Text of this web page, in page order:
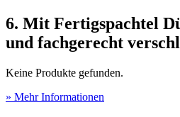
6. Mit Fertigspachtel
und fachgerecht
Keine Produkte gefunden.
» Mehr Informationen